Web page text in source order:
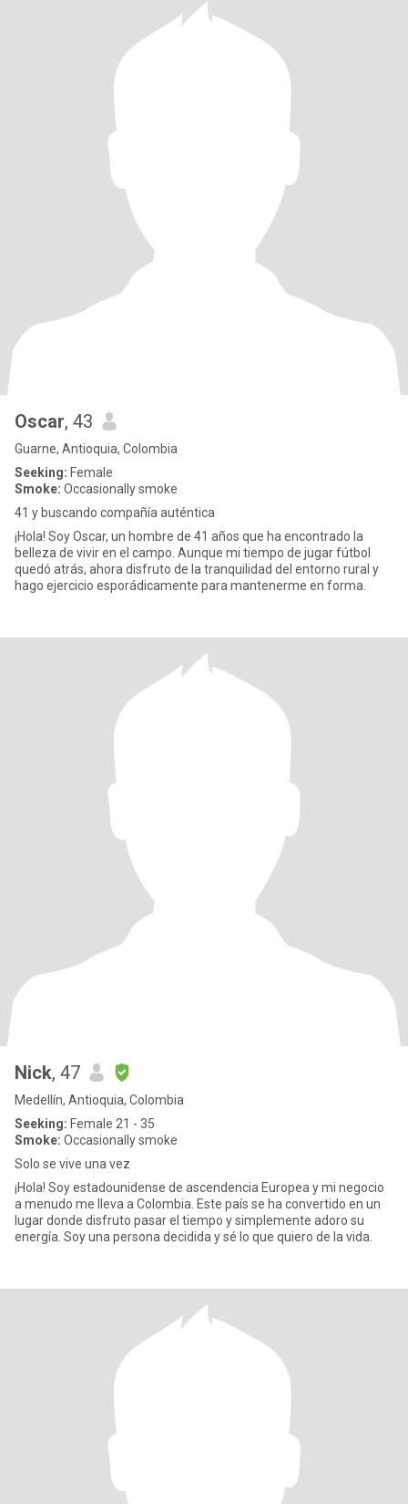
Oscar, 43
Guarne, Antioquia, Colombia
Seeking: Female
Smoke: Occasionally smoke
41 y buscando compañía auténtica
¡Hola! Soy Oscar, un hombre de 41 años que ha encontrado la
belleza de vivir en el campo. Aunque mi tiempo de jugar fútbol
quedó atrás, ahora disfruto de la tranquilidad del entorno rural y
hago ejercicio esporádicamente para mantenerme en forma.
Nick, 47
Medellín, Antioquia, Colombia
Seeking: Female 21 - 35
Smoke: Occasionally smoke
Solo se vive una vez
¡Hola! Soy estadounidense de ascendencia Europea y mi negocio
a menudo me lleva a Colombia. Este país se ha convertido en un
lugar donde disfruto pasar el tiempo y simplemente adoro su
energía. Soy una persona decidida y sé lo que quiero de la vida.